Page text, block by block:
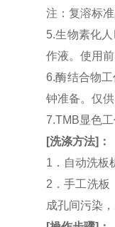
注：复溶标
5.生物素化
作液。使用
6.酶结合物
钟准备。仅
7.TMB显色
[洗涤方法] ：
1．自动洗板
2．手工洗板
成孔间污染